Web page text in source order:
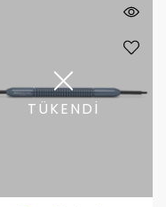
TÜKENDİ